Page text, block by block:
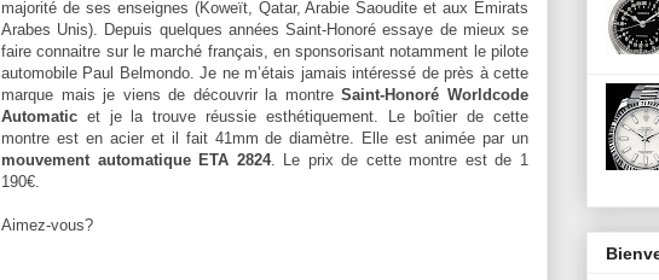
majorité de ses enseignes (Koweït, Qatar, Arabie Saoudite et aux Emirats
Arabes Unis). Depuis quelques années Saint-Honoré essaye de mieux se
faire connaitre sur le marché français, en sponsorisant notamment le pilote
automobile Paul Belmondo. Je ne m’étais jamais intéressé de près à cette
marque mais je viens de découvrir la montreSaint-Honoré Worldcode
Automatic et je la trouve réussie esthétiquement. Le boîtier de cette
montre est en acier et il fait 41mm de diamètre. Elle est animée par un
mouvement automatique ETA 2824. Le prix de cette montre est de 1
190€.
Aimez-vous?